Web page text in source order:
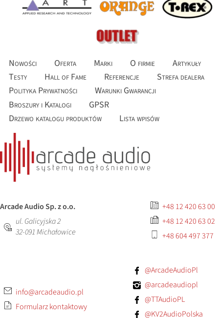
Nowości Oferta Marki O firmie
Artykuły
Testy
Hall of Fame Referencje
Strefa dealera
Polityka Prywatności
Warunki Gwarancji
Broszury i Katalogi
GPSR
Drzewo katalogu produktów
Lista wpisów
Arcade Audio Sp. z o.o.
ul. Galicyjska 2
32-091Michałowice
+48 12 420 63 00
+48 12 420 63 02
+48 604 497 377
info@arcadeaudio.pl
Formularz kontaktowy
@ArcadeAudioPl
@arcadeaudiopl
@TTAudioPL
@KV2AudioPolska